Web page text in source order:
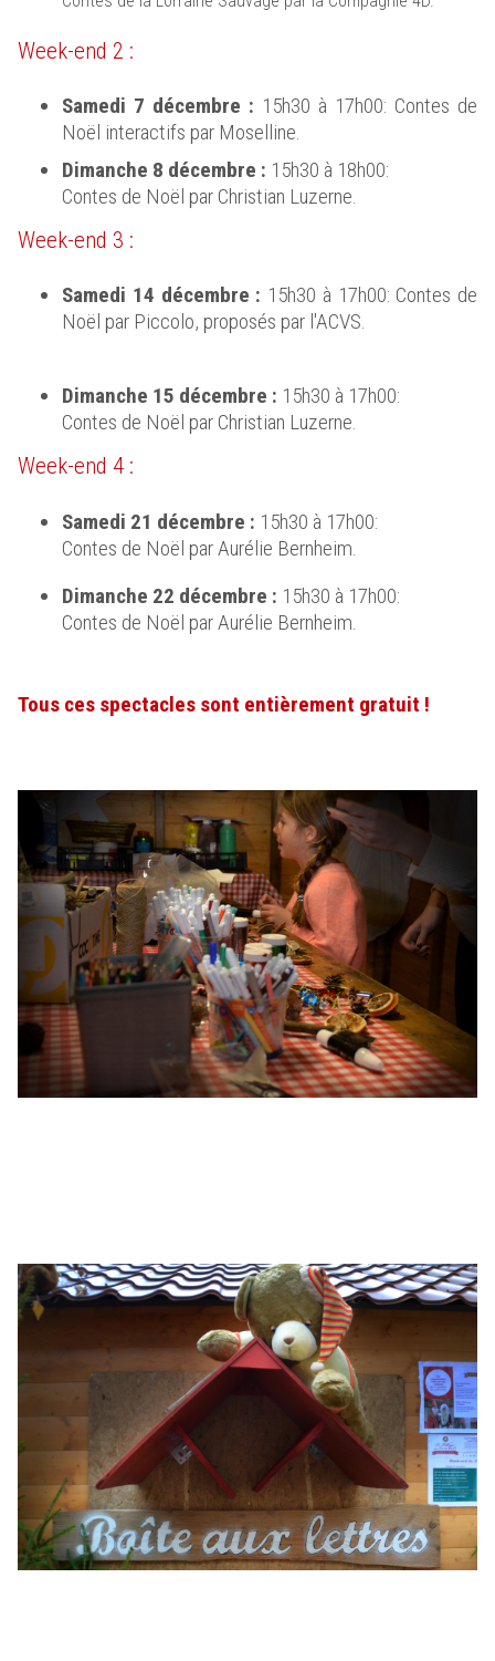
Week-end 2 :
Samedi 7 décembre : 15h30 à 17h00: Contes de
Noël interactifs par Moselline.
Dimanche 8 décembre : 15h30 à 18h00:
Contes de Noël par Christian Luzerne.
Week-end 3 :
Samedi 14 décembre : 15h30 à 17h00: Contes de
Noël par Piccolo, proposés par l'ACVS.
Dimanche 15 décembre : 15h30 à 17h00:
Contes de Noël par Christian Luzerne.
Week-end 4 :
Samedi 21 décembre : 15h30 à 17h00:
Contes de Noël par Aurélie Bernheim.
Dimanche 22 décembre : 15h30 à 17h00:
Contes de Noël par Aurélie Bernheim.
Tous ces spectacles sont entièrement gratuit !